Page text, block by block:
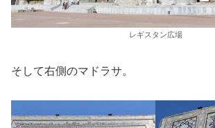
レギスタン広場
そして右側のマドラサ。